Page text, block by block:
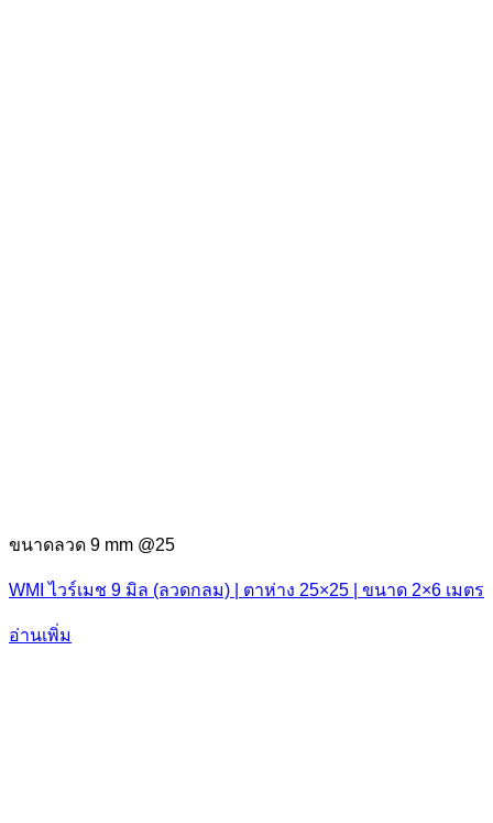
ขนาดลวด 9 mm @25
WMI ไวร์เมช 9 มิล (ลวดกลม) | ตาห่าง 25×25 | ขนาด 2×6 เมตร
อ่านเพิ่ม